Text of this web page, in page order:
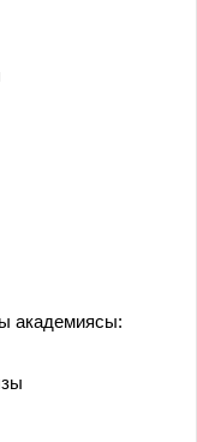
академиясы: